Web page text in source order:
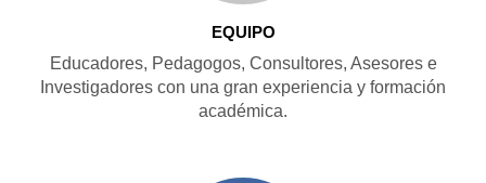
EQUIPO
Educadores, Pedagogos, Consultores, Asesores e
Investigadores con una gran experiencia y formación
académica.